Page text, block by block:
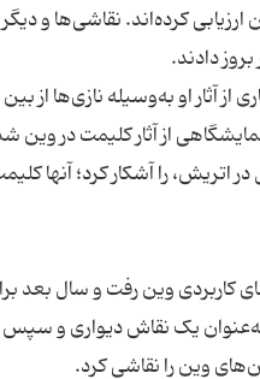
آثار او به‌وسیله نازی‌ها از
نمایشگاهی از آثار کلیمت در
هنرهای کاربردی وین رفت و
یک نقاش دیواری و